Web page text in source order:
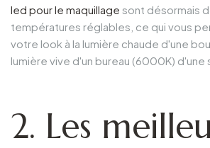
led pour le maquillage sont désormais
températures réglables, ce qui vous
votre look à la lumière chaude d'une
lumière vive d'un bureau (6000K) d'une
2. Les